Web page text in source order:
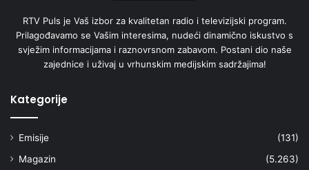
RTV Puls je Vaš izbor za kvalitetan radio i televizijski program.
Prilagođavamo se Vašim interesima, nudeći dinamično iskustvo s
svježim informacijama i raznovrsnom zabavom. Postani dio naše
zajednice i uživaj u vrhunskim medijskim sadržajima!
Kategorije
Emisije
(131)
Magazin
(5.263)